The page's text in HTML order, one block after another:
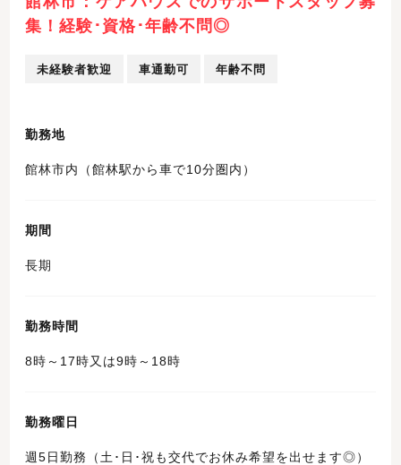
集！経験･資格･年齢不問◎
未経験者歓迎 車通勤可 年齢不問
勤務地
館林市内（館林駅から車で10分圏内）
期間
長期
勤務時間
8時～17時又は9時～18時
勤務曜日
週5日勤務（土･日･祝も交代でお休み希望を出せます◎）